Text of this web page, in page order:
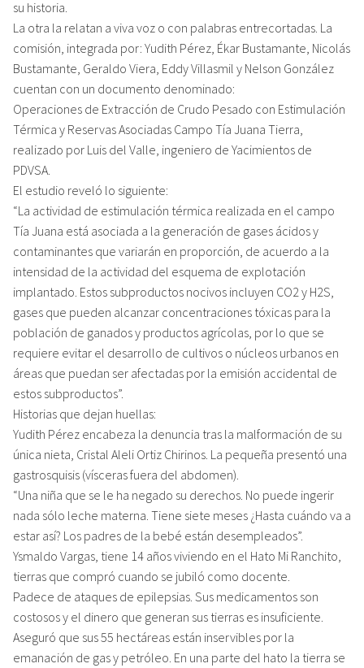
su historia.
La otra la relatan a viva voz o con palabras entrecortadas. La
comisión, integrada por: Yudith Pérez, Ékar Bustamante, Nicolás
Bustamante, Geraldo Viera, Eddy Villasmil y Nelson González
cuentan con un documento denominado:
Operaciones de Extracción de Crudo Pesado con Estimulación
Térmica y Reservas Asociadas Campo Tía Juana Tierra,
realizado por Luis del Valle, ingeniero de Yacimientos de
PDVSA.
El estudio reveló lo siguiente:
“La actividad de estimulación térmica realizada en el campo
Tía Juana está asociada a la generación de gases ácidos y
contaminantes que variarán en proporción, de acuerdo a la
intensidad de la actividad del esquema de explotación
implantado. Estos subproductos nocivos incluyen CO2 y H2S,
gases que pueden alcanzar concentraciones tóxicas para la
población de ganados y productos agrícolas, por lo que se
requiere evitar el desarrollo de cultivos o núcleos urbanos en
áreas que puedan ser afectadas por la emisión accidental de
estos subproductos”.
Historias que dejan huellas:
Yudith Pérez encabeza la denuncia tras la malformación de su
única nieta, Cristal Aleli Ortiz Chirinos. La pequeña presentó una
gastrosquisis (vísceras fuera del abdomen).
“Una niña que se le ha negado su derechos. No puede ingerir
nada sólo leche materna. Tiene siete meses ¿Hasta cuándo va a
estar así? Los padres de la bebé están desempleados”.
Ysmaldo Vargas, tiene 14 años viviendo en el Hato Mi Ranchito,
tierras que compró cuando se jubiló como docente.
Padece de ataques de epilepsias. Sus medicamentos son
costosos y el dinero que generan sus tierras es insuficiente.
Aseguró que sus 55 hectáreas están inservibles por la
emanación de gas y petróleo. En una parte del hato la tierra se